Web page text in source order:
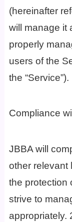
(hereinafter
will manage it
properly
users of the
the “Service”).
Compliance
JBBA will
other relevant
the protection
strive to
appropriately.